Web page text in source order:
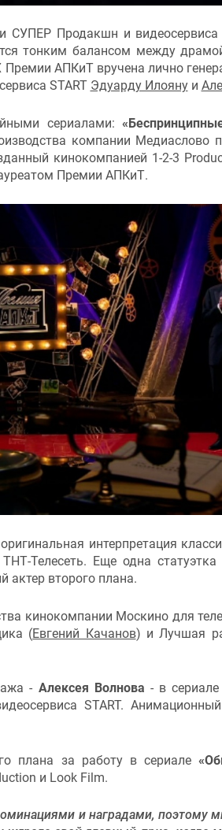
СУПЕР Продакшн и видеосервиса
тонким балансом между
Премии АПКиТ вручена лично
START Эдуарду Илоянуи
сериалами:
компании Медиаслово
кинокомпанией 1-2-3
Премии АПКиТ.
интерпретация
Телесеть. Еще одна
актер второго плана.
кинокомпании Москино для
(Евгений Качанов) и Лучшая
- Алексея Волнова - в
START.
плана за работу в сериале
и Look Film.
и наградами, поэтому